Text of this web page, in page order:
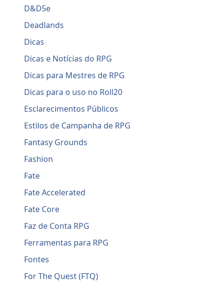
D&D5e
Deadlands
Dicas
Dicas e Notícias do RPG
Dicas para Mestres de RPG
Dicas para o uso no Roll20
Esclarecimentos Públicos
Estilos de Campanha de RPG
Fantasy Grounds
Fashion
Fate
Fate Accelerated
Fate Core
Faz de Conta RPG
Ferramentas para RPG
Fontes
For The Quest (FTQ)